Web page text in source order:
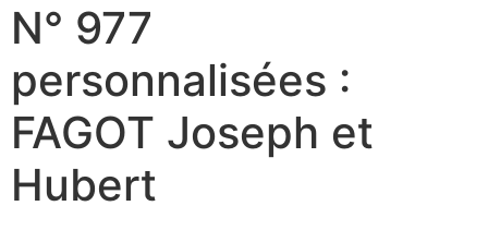
N° 977
personnalisées :
FAGOT Joseph et
Hubert